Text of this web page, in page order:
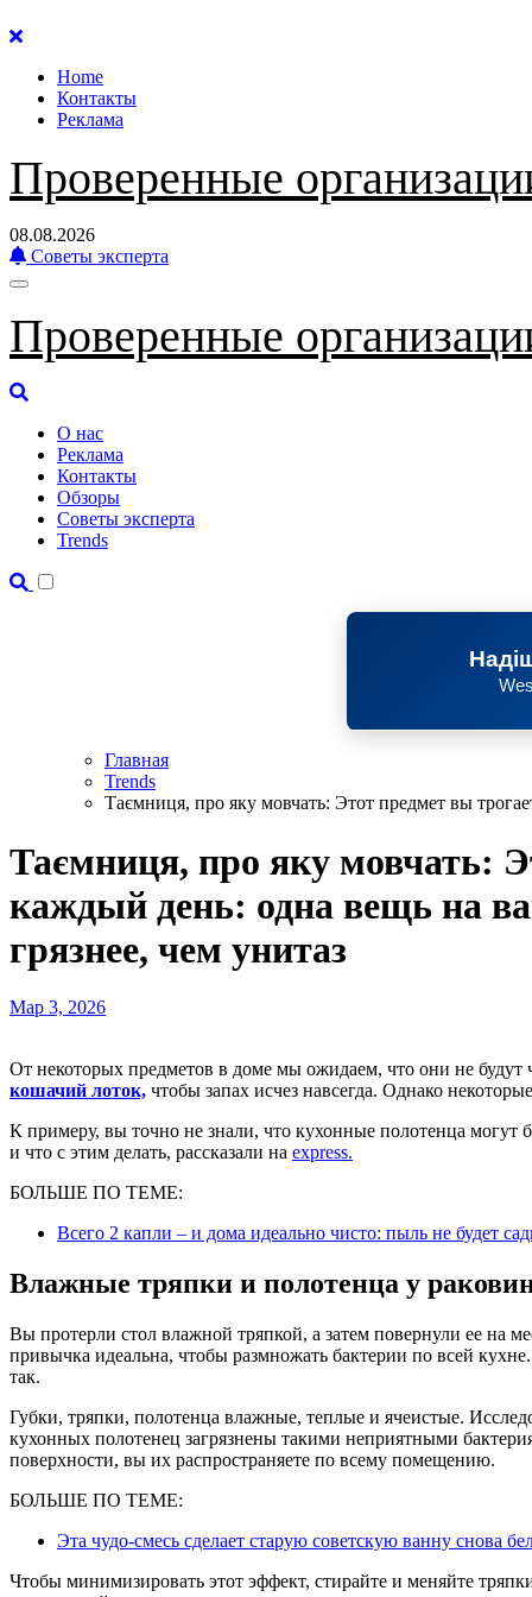
Перейти
содержанию
Home
Контакты
Реклама
Проверенные
08.08.2026
Советы эксперта
Проверенные
О нас
Реклама
Контакты
Обзоры
Советы эксперта
Trends
Главная
Trends
Таємниця, про яку мовчать: Этот предмет вы
Таємниця, про яку мовчать:
каждый день: одна вещь на
грязнее, чем унитаз
Мар 3, 2026
От некоторых предметов в доме мы ожидаем, что они не
кошачий лоток, чтобы запах исчез навсегда. Однако
К примеру, вы точно не знали, что кухонные полотенца могут
и что с этим делать, рассказали на express.
БОЛЬШЕ ПО ТЕМЕ:
Всего 2 капли – и дома идеально чисто: пыль не будет
Влажные тряпки и полотенца у
Вы протерли стол влажной тряпкой, а затем повернули ее на
привычка идеальна, чтобы размножать бактерии по всей
так.
Губки, тряпки, полотенца влажные, теплые и ячеистые.
кухонных полотенец загрязнены такими неприятными
поверхности, вы их распространяете по всему помещению.
БОЛЬШЕ ПО ТЕМЕ:
Эта чудо-смесь сделает старую советскую ванну снова
Чтобы минимизировать этот эффект, стирайте и меняйте